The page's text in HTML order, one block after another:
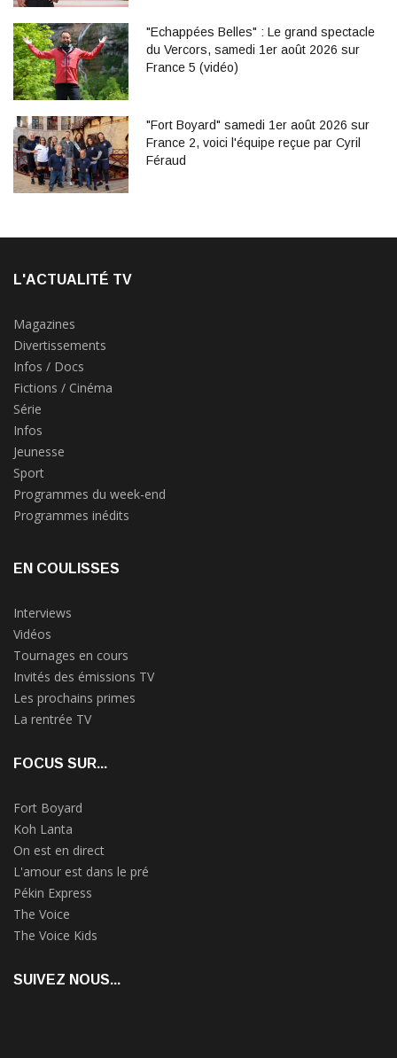
"Echappées Belles" : Le grand spectacle
du Vercors, samedi 1er août 2026 sur
France 5 (vidéo)
"Fort Boyard" samedi 1er août 2026 sur
France 2, voici l'équipe reçue par Cyril
Féraud
L'ACTUALITÉ TV
Magazines
Divertissements
Infos / Docs
Fictions / Cinéma
Série
Infos
Jeunesse
Sport
Programmes du week-end
Programmes inédits
EN COULISSES
Interviews
Vidéos
Tournages en cours
Invités des émissions TV
Les prochains primes
La rentrée TV
FOCUS SUR...
Fort Boyard
Koh Lanta
On est en direct
L'amour est dans le pré
Pékin Express
The Voice
The Voice Kids
SUIVEZ NOUS...